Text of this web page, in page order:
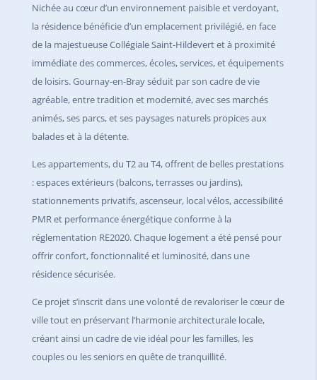
Nichée au cœur d’un environnement paisible et verdoyant,
la résidence bénéficie d’un emplacement privilégié, en face
de la majestueuse Collégiale Saint-Hildevert et à proximité
immédiate des commerces, écoles, services, et équipements
de loisirs. Gournay-en-Bray séduit par son cadre de vie
agréable, entre tradition et modernité, avec ses marchés
animés, ses parcs, et ses paysages naturels propices aux
balades et à la détente.
Les appartements, du T2 au T4, offrent de belles prestations
: espaces extérieurs (balcons, terrasses ou jardins),
stationnements privatifs, ascenseur, local vélos, accessibilité
PMR et performance énergétique conforme à la
réglementation RE2020. Chaque logement a été pensé pour
offrir confort, fonctionnalité et luminosité, dans une
résidence sécurisée.
Ce projet s’inscrit dans une volonté de revaloriser le cœur de
ville tout en préservant l’harmonie architecturale locale,
créant ainsi un cadre de vie idéal pour les familles, les
couples ou les seniors en quête de tranquillité.